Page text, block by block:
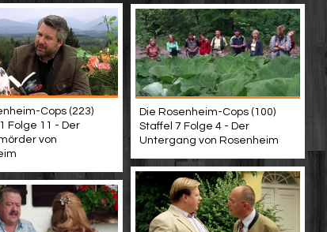
Cops (223)
Folge 11 - Der
von
Die Rosenheim-Cops (100)
Staffel 7 Folge 4 - Der
Untergang von Rosenheim